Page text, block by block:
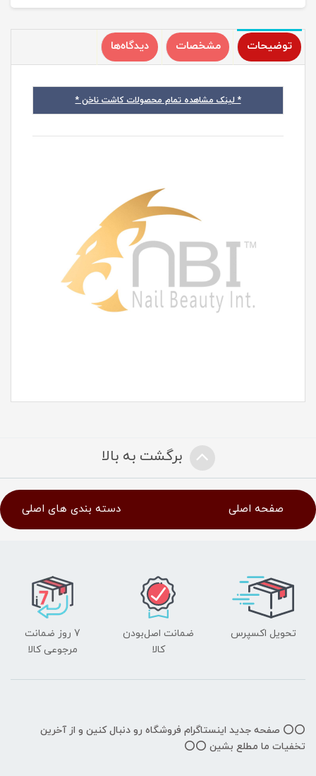
توضیحات مشخصات دیدگاه‌ها
* لینک مشاهده تمام محصولات کاشت ناخن *
برگشت به بالا
صفحه اصلی دسته بندی های اصلی
تحویل اکسپرس
ضمانت اصل‌بودن
کالا
7 روز ضمانت
مرجوعی کالا
⭕️⭕️ صفحه جدید اینستاگرام فروشگاه رو دنبال کنین و از آخرین
تخفیات ما مطلع بشین ⭕️⭕️